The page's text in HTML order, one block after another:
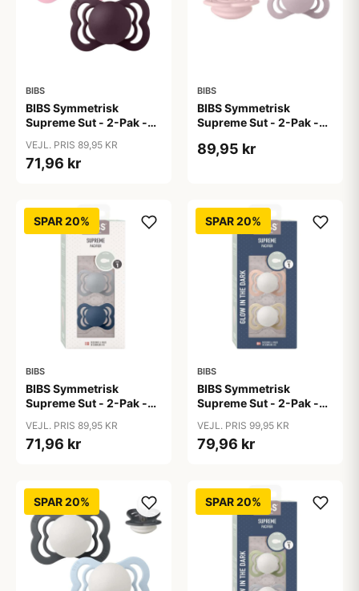
BIBS
BIBS Symmetrisk
Supreme Sut - 2-Pak -
Pink/Plum
VEJL. PRIS 89,95 KR
71,96 kr
BIBS
BIBS Symmetrisk
Supreme Sut - 2-Pak -
Blossom/Dusky Lilac
89,95 kr
SPAR 20%
BIBS
BIBS Symmetrisk
Supreme Sut - 2-Pak -
Cloud/Steel Blue
VEJL. PRIS 89,95 KR
71,96 kr
SPAR 20%
BIBS
BIBS Symmetrisk
Supreme Sut - 2-Pak -
Blush/Vanilla
VEJL. PRIS 99,95 KR
79,96 kr
SPAR 20% SPAR 20%